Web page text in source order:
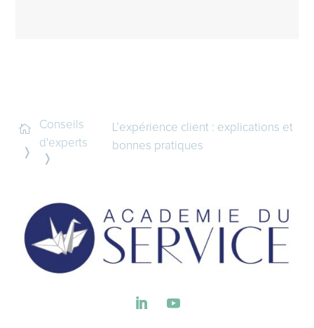

Conseils
d'experts
L’expérience client : explications et
bonnes pratiques